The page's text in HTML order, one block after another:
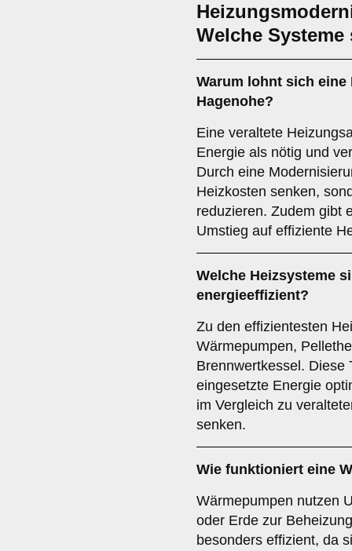
Welche
Warum lohnt sich
Hagenohe?
Eine veraltete
Energie als nötig und
Durch eine
Heizkosten senken,
reduzieren. Zudem gibt
Umstieg auf effiziente
Welche Heizsysteme
energieeffizient?
Zu den effizientesten
Wärmepumpen,
Brennwertkessel. Diese
eingesetzte Energie
im Vergleich zu
senken.
Wie funktioniert eine
Wärmepumpen nutzen
oder Erde zur
besonders effizient, da